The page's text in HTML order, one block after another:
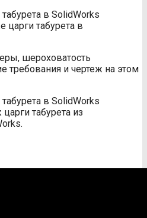
царги табурета в
шероховатость
требования и чертеж на этом
табурета из